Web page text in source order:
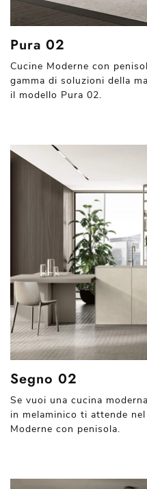
Pura 02
Cucine Moderne con
gamma di soluzioni della
il modello Pura 02.
Segno 02
Se vuoi una cucina
in melaminico ti attende
Moderne con penisola.